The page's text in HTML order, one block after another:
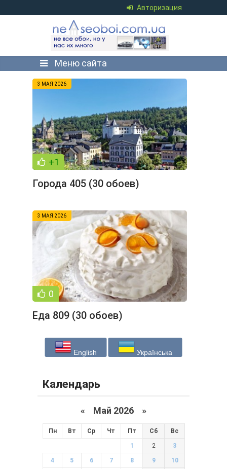
Авторизация
Меню сайта
3 МАЯ 2026
+1
Города 405 (30 обоев)
3 МАЯ 2026
0
Еда 809 (30 обоев)
English Українська
Календарь
« Май 2026 »
Пн Вт Ср Чт Пт Сб Вс
1 2 3
4 5 6 7 8 9 10